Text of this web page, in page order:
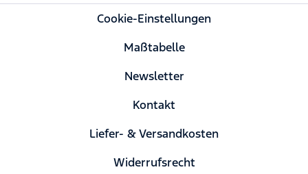
Cookie-Einstellungen
Maßtabelle
Newsletter
Kontakt
Liefer- & Versandkosten
Widerrufsrecht